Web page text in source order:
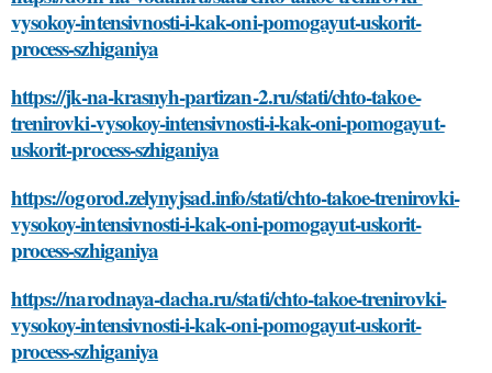
vysokoy-intensivnosti-i-kak-oni-pomogayut-uskorit-
process-szhiganiya
https://jk-na-krasnyh-partizan-2.ru/stati/chto-takoe-
trenirovki-vysokoy-intensivnosti-i-kak-oni-pomogayut-
uskorit-process-szhiganiya
https://ogorod.zelynyjsad.info/stati/chto-takoe-trenirovki-
vysokoy-intensivnosti-i-kak-oni-pomogayut-uskorit-
process-szhiganiya
https://narodnaya-dacha.ru/stati/chto-takoe-trenirovki-
vysokoy-intensivnosti-i-kak-oni-pomogayut-uskorit-
process-szhiganiya